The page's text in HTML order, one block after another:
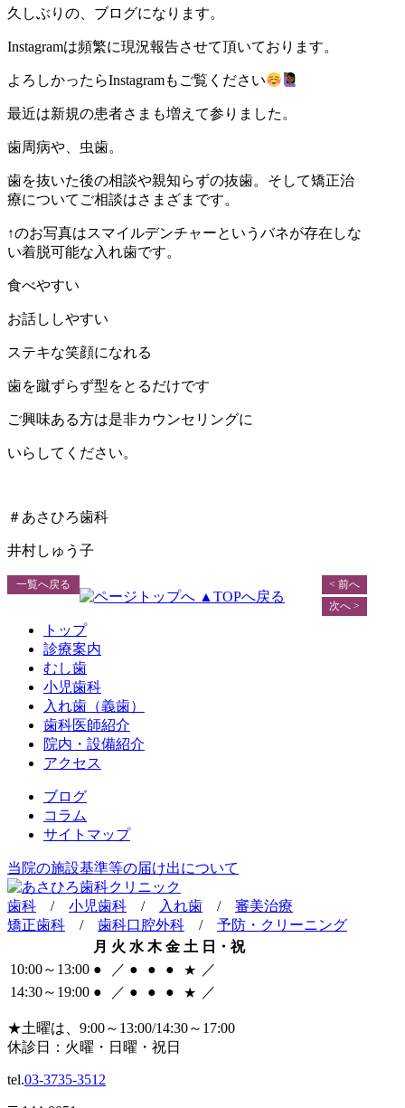
久しぶりの、ブログになります。
Instagramは頻繁に現況報告させて頂いております。
よろしかったらInstagramもご覧ください
最近は新規の患者さまも増えて参りました。
歯周病や、虫歯。
歯を抜いた後の相談や親知らずの抜歯。そして矯正治
療についてご相談はさまざまです。
↑のお写真はスマイルデンチャーというバネが存在しな
い着脱可能な入れ歯です。
食べやすい
お話ししやすい
ステキな笑顔になれる
歯を蹴ずらず型をとるだけです
ご興味ある方は是非カウンセリングに
いらしてください。
＃あさひろ歯科
井村しゅう子
一覧へ戻る
< 前へ
次へ >
▲TOPへ戻る
トップ
診療案内
むし歯
小児歯科
入れ歯（義歯）
歯科医師紹介
院内・設備紹介
アクセス
ブログ
コラム
サイトマップ
当院の施設基準等の届け出について
歯科 / 小児歯科 / 入れ歯 / 審美治療
矯正歯科 / 歯科口腔外科 / 予防・クリーニング
月 火 水 木 金 土 日・祝
10:00～13:00 ● ／ ● ● ● ★ ／
14:30～19:00 ● ／ ● ● ● ★ ／
★土曜は、9:00～13:00/14:30～17:00
休診日：火曜・日曜・祝日
tel.03-3735-3512